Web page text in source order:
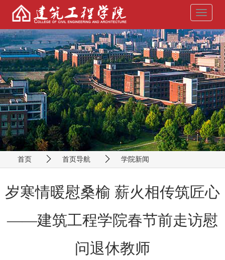
导
菜
单
首页 首页导航 学院新闻
岁寒情暖慰桑榆 薪火相传筑匠心
——建筑工程学院春节前走访慰
问退休教师